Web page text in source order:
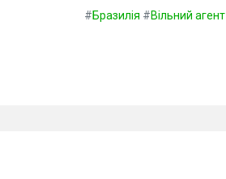
#Бразилія #Вільний агент